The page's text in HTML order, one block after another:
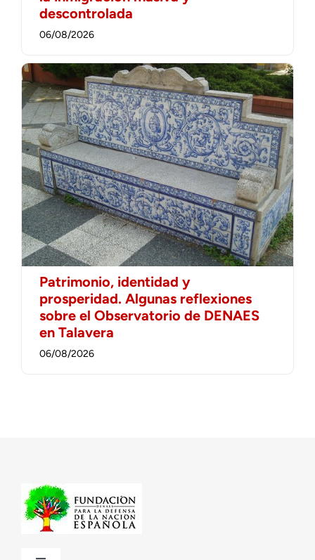
descontrolada
06/08/2026
Patrimonio, identidad y
prosperidad. Algunas reflexiones
sobre el Observatorio de DENAES
en Talavera
06/08/2026